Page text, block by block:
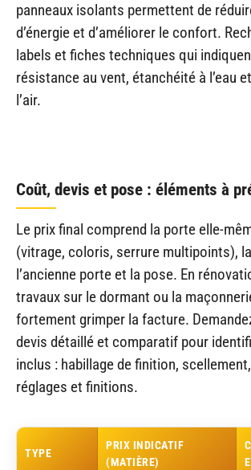
panneaux isolants permettent de
d’énergie et d’améliorer le confort.
labels et fiches techniques qui
résistance au vent, étanchéité à l’eau
l’air.
Coût, devis et pose : éléments à
Le prix final comprend la porte elle-
(vitrage, coloris, serrure multipoints),
l’ancienne porte et la pose. En
travaux sur le dormant ou la
fortement grimper la facture.
devis détaillé et comparatif pour
inclus : habillage de finition,
réglages et finitions.
TYPE
PRIX INDICATIF
(MATIÈRE)